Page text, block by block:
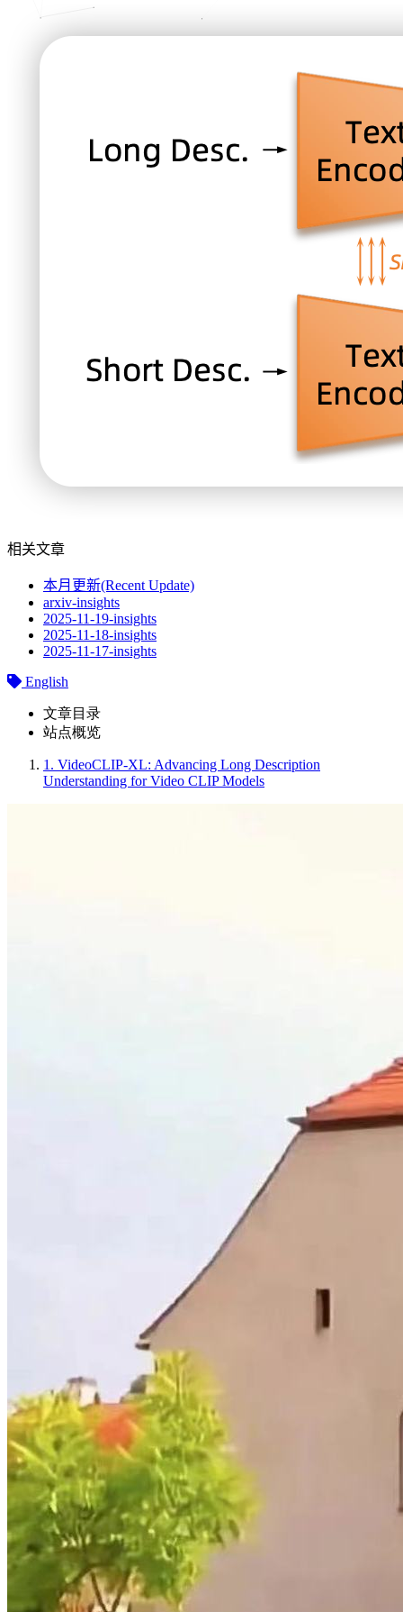
相关文章
本月更新(Recent Update)
arxiv-insights
2025-11-19-insights
2025-11-18-insights
2025-11-17-insights
English
文章目录
站点概览
1. VideoCLIP-XL: Advancing Long Description
Understanding for Video CLIP Models